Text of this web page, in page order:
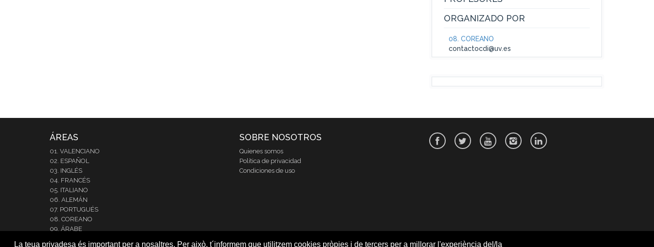
La teua privadesa és important per a nosaltres. Per això, t´informem que utilitzem cookies pròpies i de tercers per a millorar l'experiència del/la
ORGANIZADO POR
08. COREANO
contactocdi@uv.es
ÁREAS
01. VALENCIANO
02. ESPAÑOL
03. INGLÉS
04. FRANCÉS
05. ITALIANO
06. ALEMÁN
07. PORTUGUÉS
08. COREANO
09. ÁRABE
SOBRE NOSOTROS
Quienes somos
Política de privacidad
Condiciones de uso